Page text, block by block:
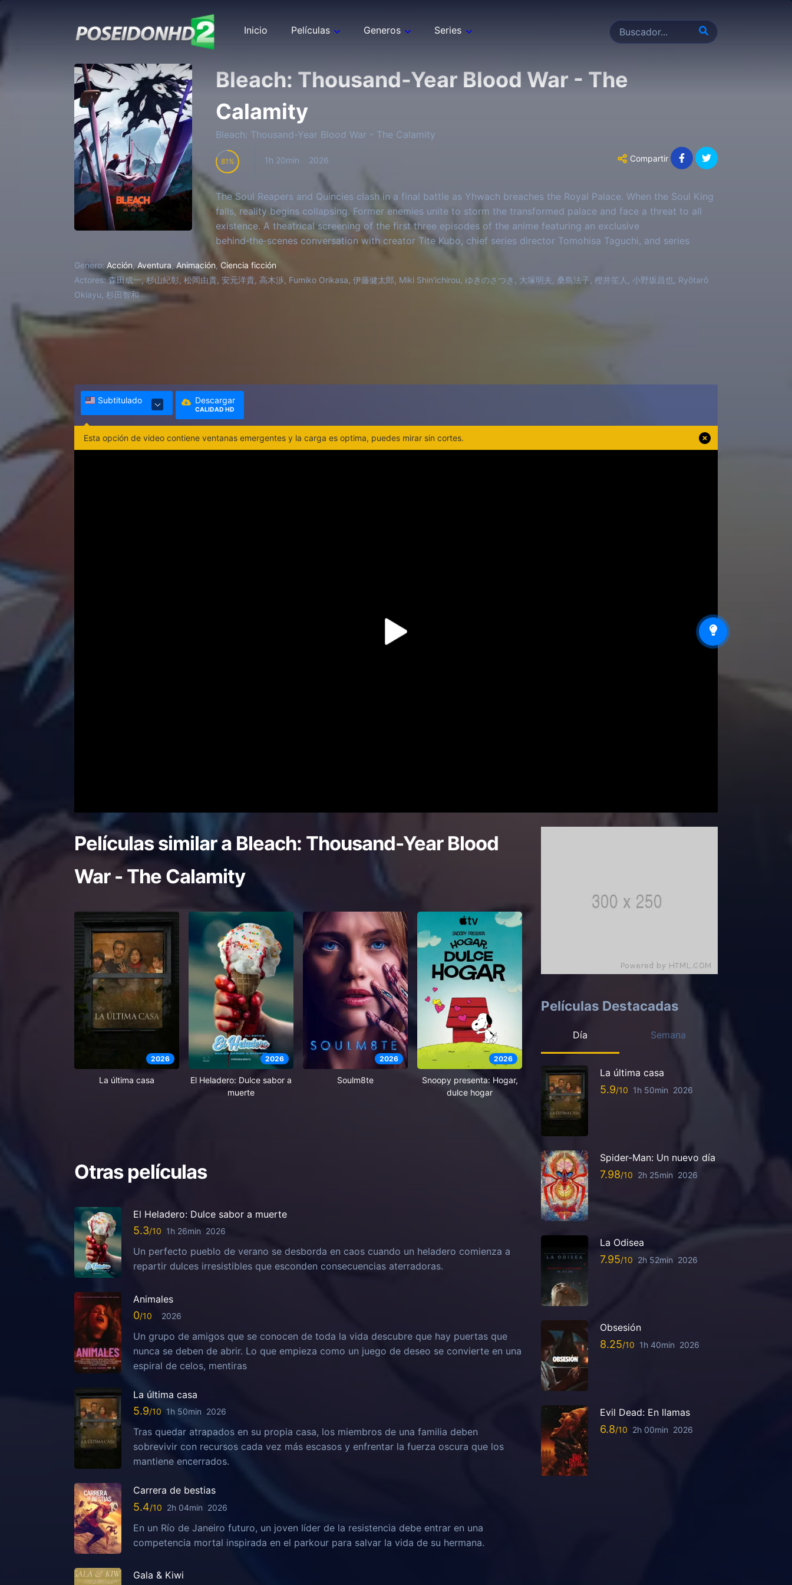
Inicio Películas Generos Series
Bleach: Thousand-Year Blood War - The
Calamity
Bleach: Thousand-Year Blood War - The Calamity
81 1h 20min 2026 Compartir
The Soul Reapers and Quincies clash in a final battle as Yhwach breaches the Royal Palace. When the Soul King
falls, reality begins collapsing. Former enemies unite to storm the transformed palace and face a threat to all
existence. A theatrical screening of the first three episodes of the anime featuring an exclusive
behind‑the‑scenes conversation with creator Tite Kubo, chief series director Tomohisa Taguchi, and series
director Hikaru Murata about the production.
Genero: Acción,Aventura,Animación, Ciencia ficción
Actores: 森田成一, 杉山紀彰, 松岡由貴, 安元洋貴, 高木渉, Fumiko Orikasa, 伊藤健太郎, Miki Shin'ichirou, ゆきのさつき, 大塚明夫, 桑島法子, 樫井笙人, 小野坂昌也, Ryōtarō
Okiayu, 杉田智和
Subtitulado Descargar
CALIDAD HD
Esta opción de video contiene ventanas emergentes y la carga es optima, puedes mirar sin cortes.
Películas similar a Bleach: Thousand-Year Blood
War - The Calamity
2026
La última casa
2026
El Heladero: Dulce sabor a
muerte
2026
Soulm8te
2026
Snoopy presenta: Hogar,
dulce hogar
Otras películas
El Heladero: Dulce sabor a muerte
5.3 1h 26min 2026
Un perfecto pueblo de verano se desborda en caos cuando un heladero comienza a
repartir dulces irresistibles que esconden consecuencias aterradoras.
Animales
0 2026
Un grupo de amigos que se conocen de toda la vida descubre que hay puertas que
nunca se deben de abrir. Lo que empieza como un juego de deseo se convierte en una
espiral de celos, mentiras
La última casa
5.9 1h 50min 2026
Tras quedar atrapados en su propia casa, los miembros de una familia deben
sobrevivir con recursos cada vez más escasos y enfrentar la fuerza oscura que los
mantiene encerrados.
Carrera de bestias
5.4 2h 04min 2026
En un Río de Janeiro futuro, un joven líder de la resistencia debe entrar en una
competencia mortal inspirada en el parkour para salvar la vida de su hermana.
Gala & Kiwi
Películas Destacadas
Día Semana
La última casa
5.9 1h 50min 2026
Spider-Man: Un nuevo día
7.98 2h 25min 2026
La Odisea
7.95 2h 52min 2026
Obsesión
8.25 1h 40min 2026
Evil Dead: En llamas
6.8 2h 00min 2026